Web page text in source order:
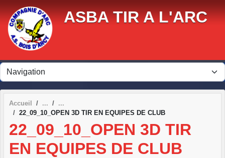
ASBA TIR A L'ARC
Accueil
22_09_10_OPEN 3D TIR EN EQUIPES DE CLUB
22_09_10_OPEN 3D TIR
EN EQUIPES DE CLUB
Panneau de gestion des cookies